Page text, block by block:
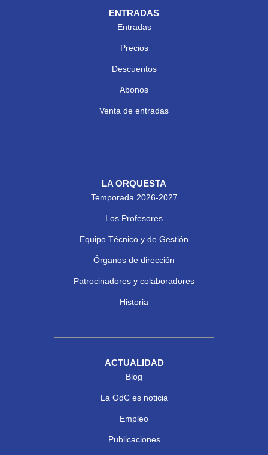
ENTRADAS
Entradas
Precios
Descuentos
Abonos
Venta de entradas
LA ORQUESTA
Temporada 2026-2027
Los Profesores
Equipo Técnico y de Gestión
Órganos de dirección
Patrocinadores y colaboradores
Historia
ACTUALIDAD
Blog
La OdC es noticia
Empleo
Publicaciones